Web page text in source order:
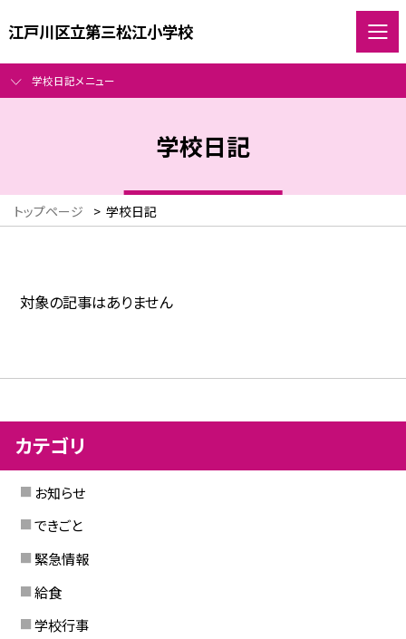
江戸川区立第三松江小学校
学校日記メニュー
学校日記
トップページ > 学校日記
対象の記事はありません
カテゴリ
お知らせ
できごと
緊急情報
給食
学校行事